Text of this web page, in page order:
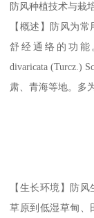
防风种植技术与栽
【概述】防风为
舒经通络的功能
divaricata (Turcz.)
肃、青海等地。多
【生长环境】防
草原到低湿草甸、